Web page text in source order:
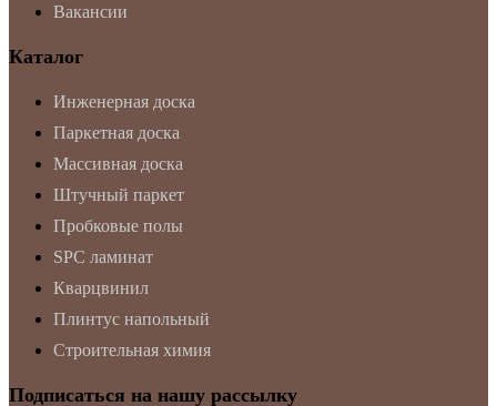
Вакансии
Каталог
Инженерная доска
Паркетная доска
Массивная доска
Штучный паркет
Пробковые полы
SPC ламинат
Кварцвинил
Плинтус напольный
Строительная химия
Подписаться на нашу рассылку